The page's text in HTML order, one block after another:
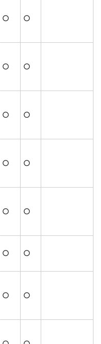
○ ○
○ ○
○ ○
○ ○
○ ○
○ ○
○ ○